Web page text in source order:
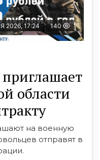
2026, 17:24 140
области
на военную
отправят в